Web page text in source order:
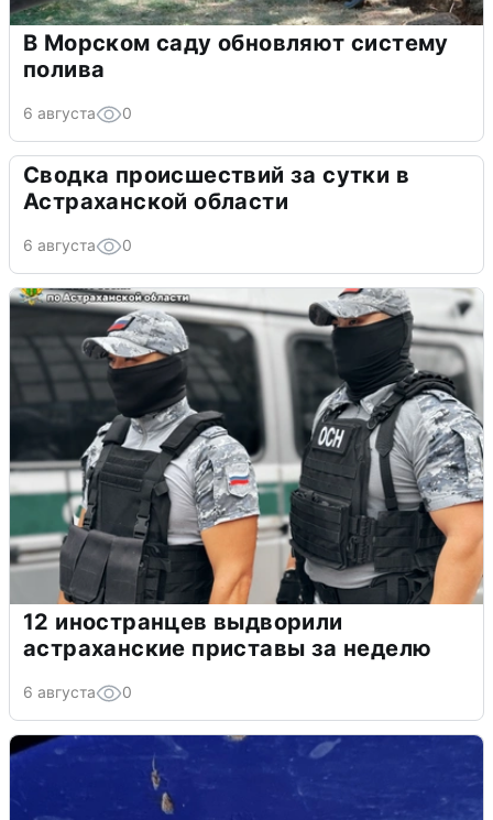
В Морском саду обновляют систему
полива
6 августа 0
Сводка происшествий за сутки в
Астраханской области
6 августа 0
12 иностранцев выдворили
астраханские приставы за неделю
6 августа 0